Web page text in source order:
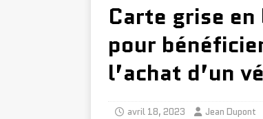
Carte grise
pour
l’achat d’un
avril 18, 2023 Jean Dupont